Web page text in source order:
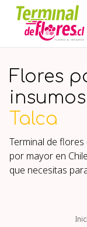
Flores
Talca
Terminal de
por mayor en
que necesitas